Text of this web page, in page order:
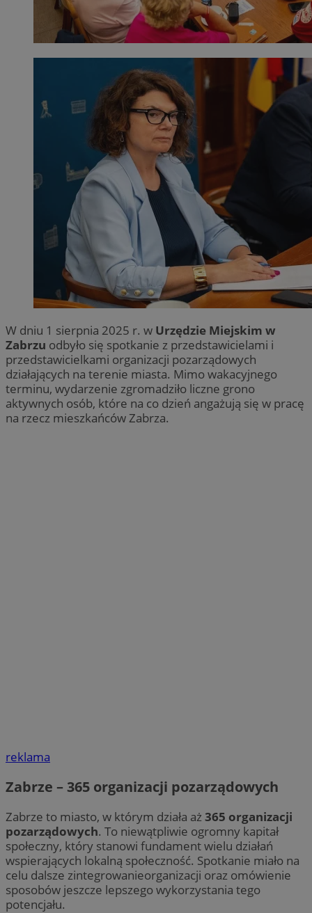
W dniu 1 sierpnia 2025 r. w Urzędzie Miejskim w
Zabrzu odbyło się spotkanie z przedstawicielami i
przedstawicielkami organizacji pozarządowych
działających na terenie miasta. Mimo wakacyjnego
terminu, wydarzenie zgromadziło liczne grono
aktywnych osób, które na co dzień angażują się w pracę
na rzecz mieszkańców Zabrza.
reklama
Zabrze – 365 organizacji pozarządowych
Zabrze to miasto, w którym działa aż365 organizacji
pozarządowych. To niewątpliwie ogromny kapitał
społeczny, który stanowi fundament wielu działań
wspierających lokalną społeczność. Spotkanie miało na
celu dalsze zintegrowanieorganizacji oraz omówienie
sposobów jeszcze lepszego wykorzystania tego
potencjału.